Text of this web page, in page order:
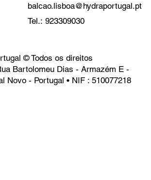
balcao.lisboa@hydraportugal.pt
Tel.: 923309030
© Todos os direitos
Bartolomeu Dias - Armazém E -
Novo - Portugal • NIF : 510077218